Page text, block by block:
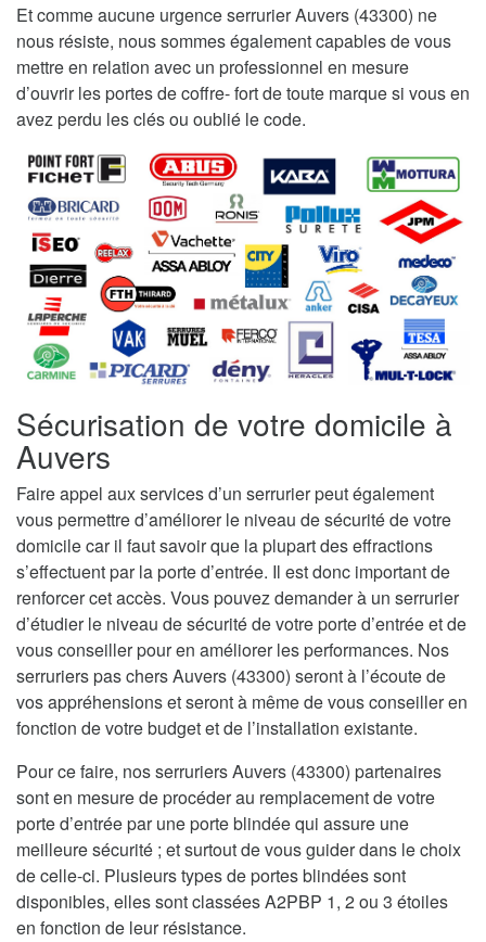
Et comme aucune urgence serrurier Auvers (43300) ne
nous résiste, nous sommes également capables de vous
mettre en relation avec un professionnel en mesure
d’ouvrir les portes de coffre- fort de toute marque si vous en
avez perdu les clés ou oublié le code.
Sécurisation de votre domicile à
Auvers
Faire appel aux services d’un serrurier peut également
vous permettre d’améliorer le niveau de sécurité de votre
domicile car il faut savoir que la plupart des effractions
s’effectuent par la porte d’entrée. Il est donc important de
renforcer cet accès. Vous pouvez demander à un serrurier
d’étudier le niveau de sécurité de votre porte d’entrée et de
vous conseiller pour en améliorer les performances. Nos
serruriers pas chers Auvers (43300) seront à l’écoute de
vos appréhensions et seront à même de vous conseiller en
fonction de votre budget et de l’installation existante.
Pour ce faire, nos serruriers Auvers (43300) partenaires
sont en mesure de procéder au remplacement de votre
porte d’entrée par une porte blindée qui assure une
meilleure sécurité ; et surtout de vous guider dans le choix
de celle-ci. Plusieurs types de portes blindées sont
disponibles, elles sont classées A2PBP 1, 2 ou 3 étoiles
en fonction de leur résistance.